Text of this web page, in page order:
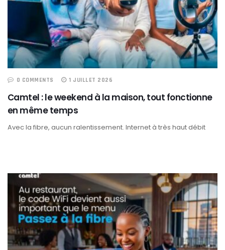
0 COMMENTS 1 JUILLET 2026
Camtel : le weekend à la maison, tout fonctionne
en même temps
Avec la fibre, aucun ralentissement. Internet à très haut débit